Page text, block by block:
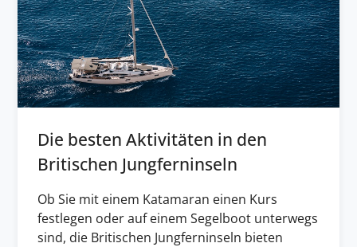
Die besten Aktivitäten in den
Britischen Jungferninseln
Ob Sie mit einem Katamaran einen Kurs
festlegen oder auf einem Segelboot unterwegs
sind, die Britischen Jungferninseln bieten